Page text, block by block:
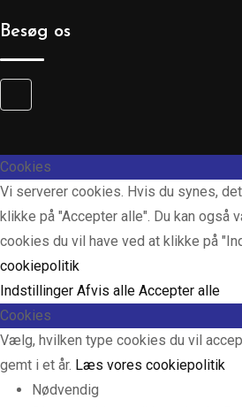
Besøg os
Cookies
Vi serverer cookies. Hvis du synes,
klikke på "Accepter alle". Du kan også
cookies du vil have ved at klikke på
cookiepolitik
Indstillinger Afvis alle Accepter alle
Cookies
Vælg, hvilken type cookies du vil
gemt i et år. Læs vores cookiepolitik
Nødvendig